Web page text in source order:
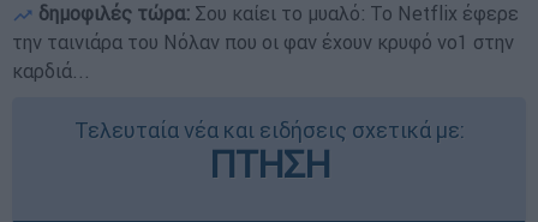
δημοφιλές τώρα: Σου καίει το μυαλό: Το Netflix έφερε
την ταινιάρα του Νόλαν που οι φαν έχουν κρυφό νο1 στην
καρδιά...
Τελευταία νέα και ειδήσεις σχετικά με:
ΠΤΗΣΗ